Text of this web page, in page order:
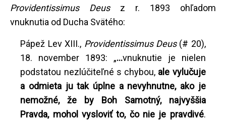
Providentissimus Deusz r. 1893 ohľadom
vnuknutia od Ducha Svätého:
Pápež Lev XIII., Providentissimus Deus(# 20),
18. november 1893: „...vnuknutie je nielen
podstatou nezlúčiteľné s chybou, ale vylučuje
a odmieta ju tak úplne a nevyhnutne, ako je
nemožné, že by Boh Samotný, najvyššia
Pravda, mohol vysloviť to, čo nie je pravdivé.